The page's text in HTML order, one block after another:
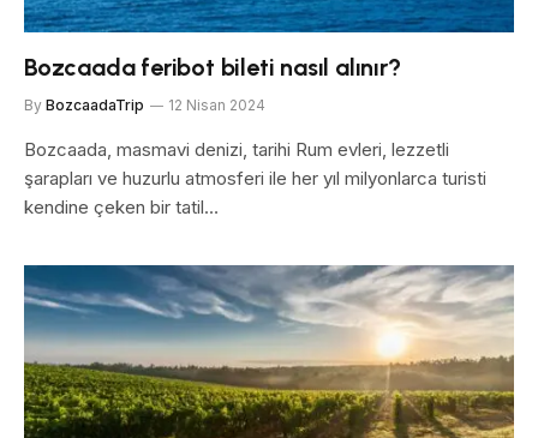
Bozcaada feribot bileti nasıl alınır?
By BozcaadaTrip 12 Nisan 2024
Bozcaada, masmavi denizi, tarihi Rum evleri, lezzetli
şarapları ve huzurlu atmosferi ile her yıl milyonlarca turisti
kendine çeken bir tatil…